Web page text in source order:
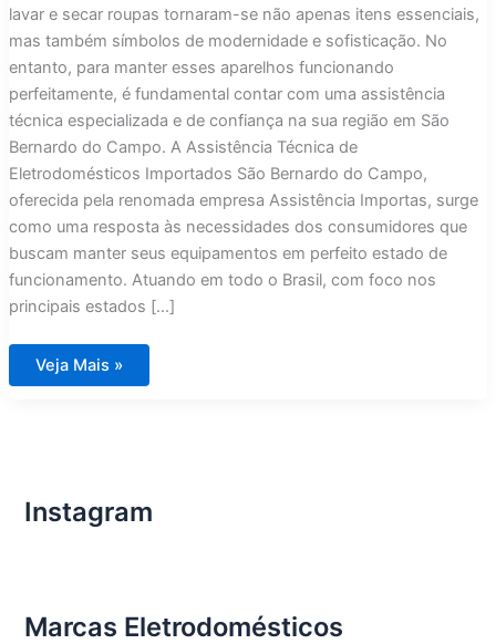
lavar e secar roupas tornaram-se não apenas itens essenciais,
mas também símbolos de modernidade e sofisticação. No
entanto, para manter esses aparelhos funcionando
perfeitamente, é fundamental contar com uma assistência
técnica especializada e de confiança na sua região em São
Bernardo do Campo. A Assistência Técnica de
Eletrodomésticos Importados São Bernardo do Campo,
oferecida pela renomada empresa Assistência Importas, surge
como uma resposta às necessidades dos consumidores que
buscam manter seus equipamentos em perfeito estado de
funcionamento. Atuando em todo o Brasil, com foco nos
principais estados […]
Assistência
Técnica
Veja Mais »
Instagram
Marcas Eletrodomésticos